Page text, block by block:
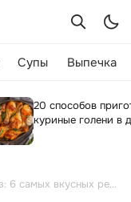
Супы Выпечка
20 способов
куриные голени в
Домашний майонез: 6 самых вкусных рецептов